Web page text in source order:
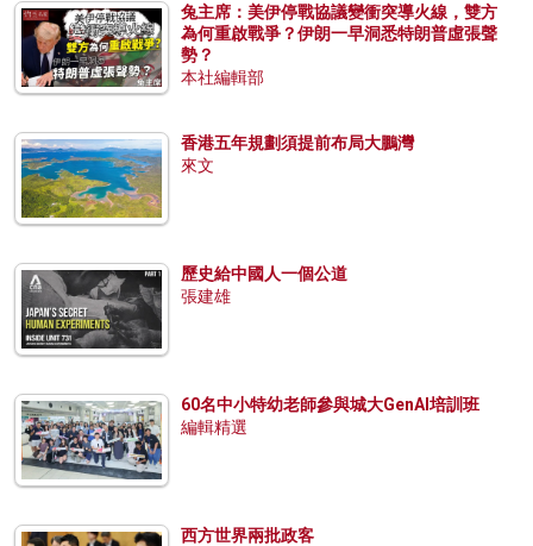
兔主席：美伊停戰協議變衝突導火線，雙方
為何重啟戰爭？伊朗一早洞悉特朗普虛張聲
勢？
本社編輯部
香港五年規劃須提前布局大鵬灣
來文
歷史給中國人一個公道
張建雄
60名中小特幼老師參與城大GenAI培訓班
編輯精選
西方世界兩批政客